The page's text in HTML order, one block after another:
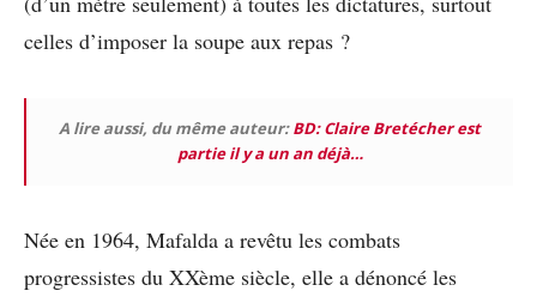
celles d’imposer la soupe aux repas ?
A lire aussi, du même auteur:BD: Claire Bretécher est
partie il y a un an déjà…
Née en 1964, Mafalda a revêtu les combats
progressistes du XXème siècle, elle a dénoncé les